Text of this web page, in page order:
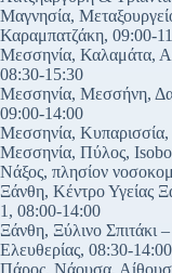
Μαγνησία,
Καραμπατζάκη, 09:00-
Μεσσηνία, Καλαμάτα,
08:30-15:30
Μεσσηνία, Μεσσήνη,
09:00-14:00
Μεσσηνία,
Μεσσηνία, Πύλος,
Νάξος, πλησίον
Ξάνθη, Κέντρο Υγείας
1, 08:00-14:00
Ξάνθη, Ξύλινο
Ελευθερίας, 08:30-14:00
Πάρος, Νάουσα,